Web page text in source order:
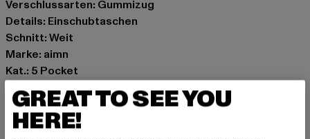
Verschlussarten: Gummizug
Details: Einschubtaschen
Schnitt: Weit
Marke: aimn
Kat.: 5 Pocket
Farbe: grau
Hersteller Farbe: grey
Materialzusammensetzung: 49% Modal, 44% Polyester,
GREAT TO SEE YOU
HERE!